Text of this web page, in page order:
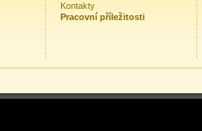
Kontakty
Pracovní příležitosti